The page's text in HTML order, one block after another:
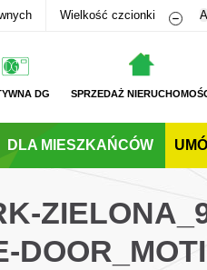
Wielkość czcionki A
DG SPRZEDAŻ
DLA MIESZKAŃCÓW